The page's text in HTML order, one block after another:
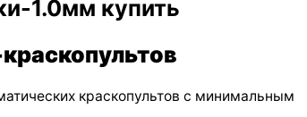
краскопультов с минимальным